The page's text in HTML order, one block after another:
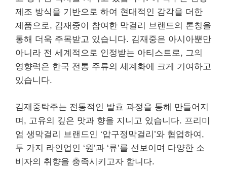
제조 방식을 기반으로 하여 현대적인 감각을 더한
제품으로, 김재중이 참여한 막걸리 브랜드의 론칭을
통해 더욱 주목받고 있습니다. 김재중은 아시아뿐만
아니라 전 세계적으로 인정받는 아티스트로, 그의
영향력은 한국 전통 주류의 세계화에 크게 기여하고
있습니다.
김재중탁주는 전통적인 발효 과정을 통해 만들어지
며, 고유의 깊은 맛과 향을 지니고 있습니다. 프리미
엄 생막걸리 브랜드인 ‘압구정막걸리’와 협업하여,
두 가지 라인업인 ‘원’과 ‘류’를 선보이며 다양한 소
비자의 취향을 충족시키고자 합니다.